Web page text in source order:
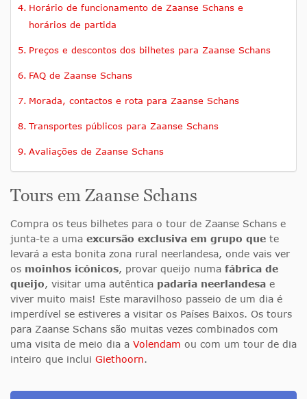
Horário de funcionamento de Zaanse Schans e
horários de partida
Preços e descontos dos bilhetes para Zaanse Schans
FAQ de Zaanse Schans
Morada, contactos e rota para Zaanse Schans
Transportes públicos para Zaanse Schans
Avaliações de Zaanse Schans
Tours em Zaanse Schans
Compra os teus bilhetes para o tour de Zaanse Schans e
junta-te a uma excursão exclusiva em grupo que te
levará a esta bonita zona rural neerlandesa, onde vais ver
os moinhos icónicos, provar queijo numa fábrica de
queijo, visitar uma autêntica padaria neerlandesa e
viver muito mais! Este maravilhoso passeio de um dia é
imperdível se estiveres a visitar os Países Baixos. Os tours
para Zaanse Schans são muitas vezes combinados com
uma visita de meio dia a Volendam ou com um tour de dia
inteiro que inclui Giethoorn.